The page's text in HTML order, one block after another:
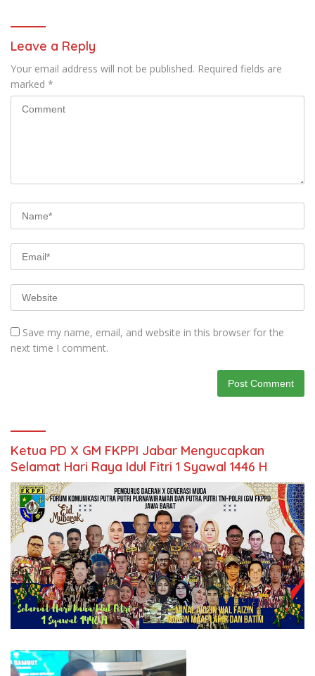
Leave a Reply
Your email address will not be published. Required fields are
marked *
Save my name, email, and website in this browser for the
next time I comment.
Ketua PD X GM FKPPI Jabar Mengucapkan
Selamat Hari Raya Idul Fitri 1 Syawal 1446 H